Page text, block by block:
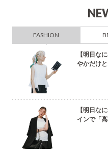
FASHION
【明日な
やかだけ
【明日な
インで「